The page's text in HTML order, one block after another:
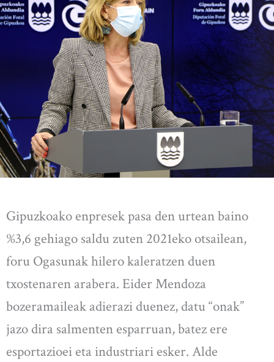
Gipuzkoako enpresek pasa den urtean baino
%3,6 gehiago saldu zuten 2021eko otsailean,
foru Ogasunak hilero kaleratzen duen
txostenaren arabera. Eider Mendoza
bozeramaileak adierazi duenez, datu “onak”
jazo dira salmenten esparruan, batez ere
esportazioei eta industriari esker. Alde